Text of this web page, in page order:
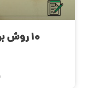
۱۰ روش
9